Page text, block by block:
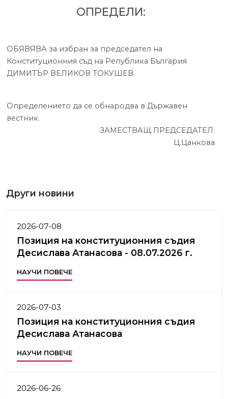
ОПРЕДЕЛИ:
ОБЯВЯВА за избран за председател на
Конституционния съд на Република България
ДИМИТЪР ВЕЛИКОВ ТОКУШЕВ.
Определението да се обнародва в Държавен
вестник.
ЗАМЕСТВАЩ ПРЕДСЕДАТЕЛ:
Ц.Цанкова
Други новини
2026-07-08
Позиция на конституционния съдия
Десислава Атанасова - 08.07.2026 г.
НАУЧИ ПОВЕЧЕ
2026-07-03
Позиция на конституционния съдия
Десислава Атанасова
НАУЧИ ПОВЕЧЕ
2026-06-26